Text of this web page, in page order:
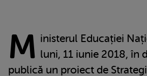
M inisterul Educației
luni, 11 iunie 2018, în
publică un proiect de